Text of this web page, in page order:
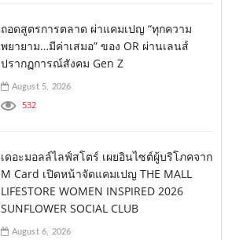
ถอดสูตรการตลาด ผ่าแคมเปญ “ทุกความ
พยายาม…มีค่าเสมอ” ของ OR ผ่านเลนส์
ปรากฏการณ์สังคม Gen Z
August 5, 2026
532
เดอะมอลล์ไลฟ์สโตร์ เผยอินไซต์ผู้บริโภคจาก
M Card เปิดหน้าจัดแคมเปญ THE MALL
LIFESTORE WOMEN INSPIRED 2026
SUNFLOWER SOCIAL CLUB
August 6, 2026